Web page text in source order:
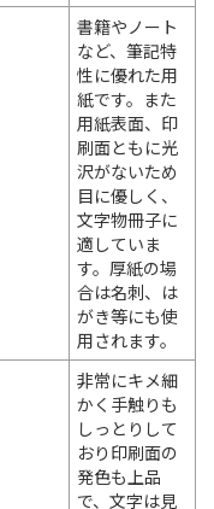
書籍やノート
など、筆記特
性に優れた用
紙です。また
用紙表面、印
刷面ともに光
沢がないため
目に優しく、
文字物冊子に
適していま
す。厚紙の場
合は名刺、は
がき等にも使
用されます。
非常にキメ細
かく手触りも
しっとりして
おり印刷面の
発色も上品
で、文字は見